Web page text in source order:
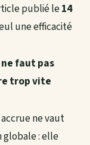
publié le14
une efficacité
ne faut pas
trop vite
ne vaut
globale : elle